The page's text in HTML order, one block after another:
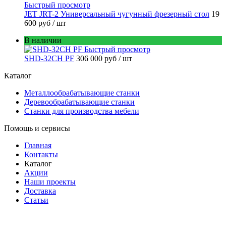
Быстрый просмотр
JET JRT-2 Универсальный чугунный фрезерный стол 19
600 руб / шт
В наличии
Быстрый просмотр
SHD-32CH PF 306 000 руб / шт
Каталог
Металлообрабатывающие станки
Деревообрабатывающие станки
Станки для производства мебели
Помощь и сервисы
Главная
Контакты
Каталог
Акции
Наши проекты
Доставка
Статьи